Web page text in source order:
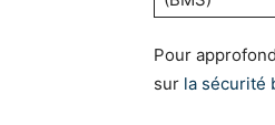
Pour
sur la sécurité